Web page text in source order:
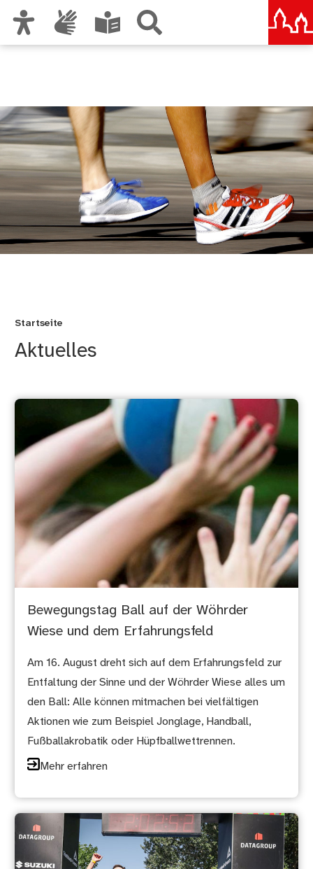
Startseite
Aktuelles
Bewegungstag Ball auf der Wöhrder
Wiese und dem Erfahrungsfeld
Am 16. August dreht sich auf dem Erfahrungsfeld zur
Entfaltung der Sinne und der Wöhrder Wiese alles um
den Ball: Alle können mitmachen bei vielfältigen
Aktionen wie zum Beispiel Jonglage, Handball,
Fußballakrobatik oder Hüpfballwettrennen.
Mehr erfahren